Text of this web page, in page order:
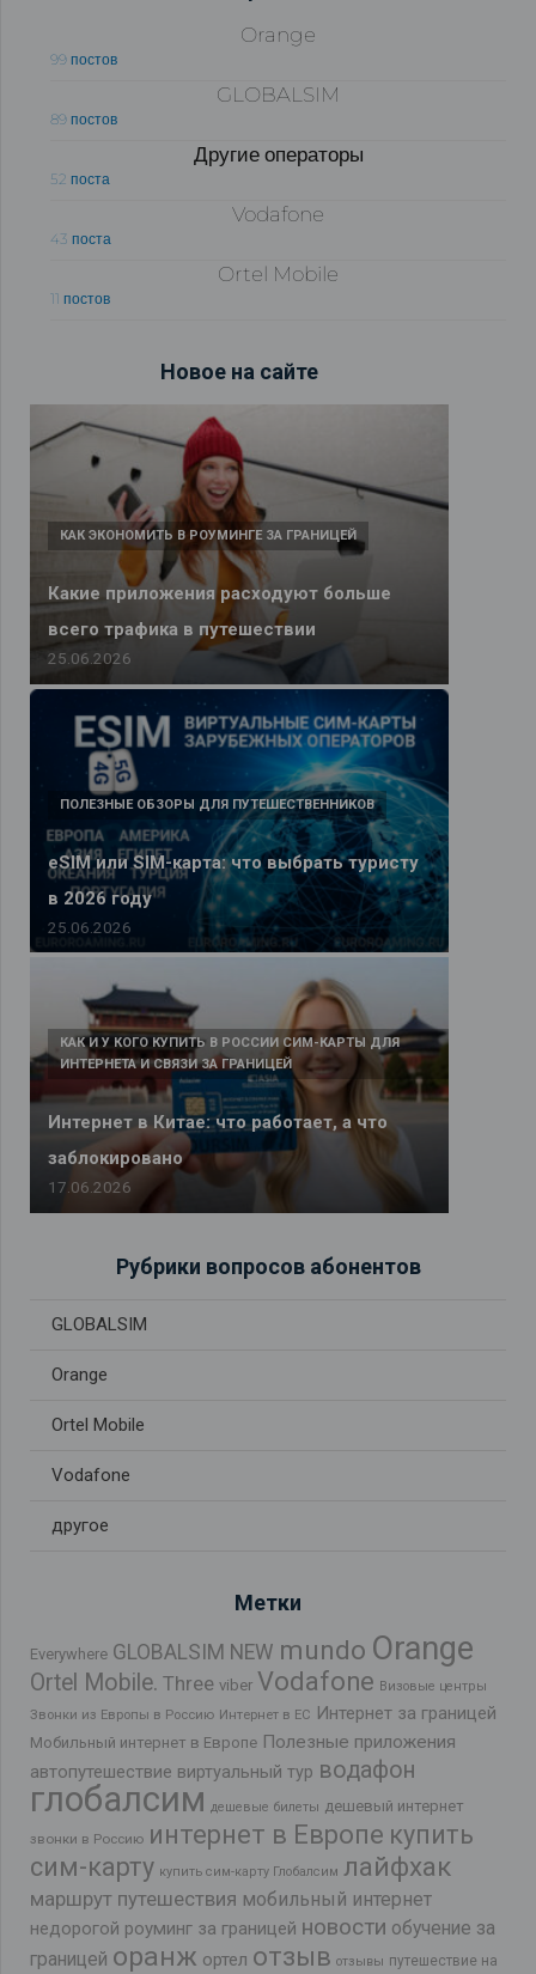
Orange
99 постов
GLOBALSIM
89 постов
Другие операторы
52 поста
Vodafone
43 поста
Ortel Mobile
11 постов
Новое на сайте
Какие приложения расходуют больше
всего трафика в путешествии
КАК ЭКОНОМИТЬ В РОУМИНГЕ ЗА ГРАНИЦЕЙ
25.06.2026
eSIM или SIM-карта: что выбрать туристу
в 2026 году
ПОЛЕЗНЫЕ ОБЗОРЫ ДЛЯ ПУТЕШЕСТВЕННИКОВ
25.06.2026
Интернет в Китае: что работает, а что
заблокировано
КАК И У КОГО КУПИТЬ В РОССИИ СИМ-КАРТЫ ДЛЯ
ИНТЕРНЕТА И СВЯЗИ ЗА ГРАНИЦЕЙ
17.06.2026
Рубрики вопросов абонентов
GLOBALSIM
Orange
Ortel Mobile
Vodafone
другое
Метки
Everywhere GLOBALSIM NEW mundo Orange
Ortel Mobile. Three viber Vodafone Визовые центры
Звонки из Европы в Россию Интернет в ЕС Интернет за границей
Мобильный интернет в Европе Полезные приложения
автопутешествие виртуальный тур водафон
глобалсим дешевые билеты дешевый интернет
звонки в Россию интернет в Европе купить
сим-карту купить сим-карту Глобалсим лайфхак
маршрут путешествия мобильный интернет
недорогой роуминг за границей новости обучение за
границей оранж ортел отзыв отзывы путешествие на